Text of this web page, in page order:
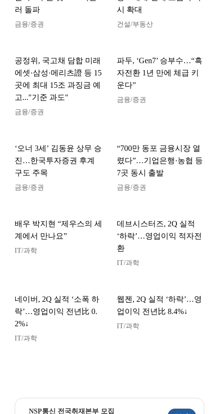
러 돌파
금융/증권
시 확대
건설/부동산
공정위, 국고채 담합 미래
에셋·삼성·메리츠證 등 15
곳에 최대 15조 과징금 예
고..."기준 과도"
금융/증권
파두, ‘Gen7’ 승부수…“흑
자전환 1년 만에 체급 키
운다”
금융/증권
‘오너 3세’ 김동윤 상무 승
진…한국투자증권 후계
구도 주목
금융/증권
“700만 동포 금융시장 열
렸다”…기업은행·농협 등
7곳 동시 출발
금융/증권
배우 박지현 “제우스의 세
계에서 만나요”
IT/과학
데브시스터즈, 2Q 실적
‘하락’…영업이익 적자전
환
IT/과학
네이버, 2Q 실적 ‘소폭 하
락’…영업이익 전년比 0.
2%↓
IT/과학
웹젠, 2Q 실적 ‘하락’…영
업이익 전년比 8.4%↓
IT/과학
NSP통신 전국취재본부 모집